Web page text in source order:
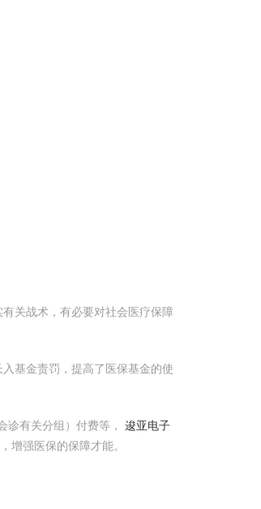
关战术，有必要对社会医疗保障
基金责罚，提高了医保基金的使
诊有关分组）付费等， 逡亚电子
增强医保的保障才能。